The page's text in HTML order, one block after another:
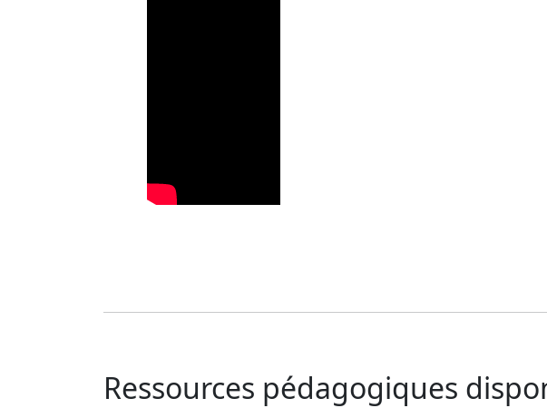
Ressources pédagogiques